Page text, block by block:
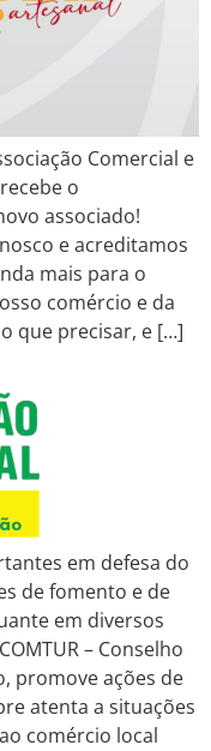
Comercial e
o
associado!
e acreditamos
mais para o
comércio e da
que precisar, e […]
em defesa do
de fomento e de
em diversos
– Conselho
promove ações de
atenta a situações
comércio local